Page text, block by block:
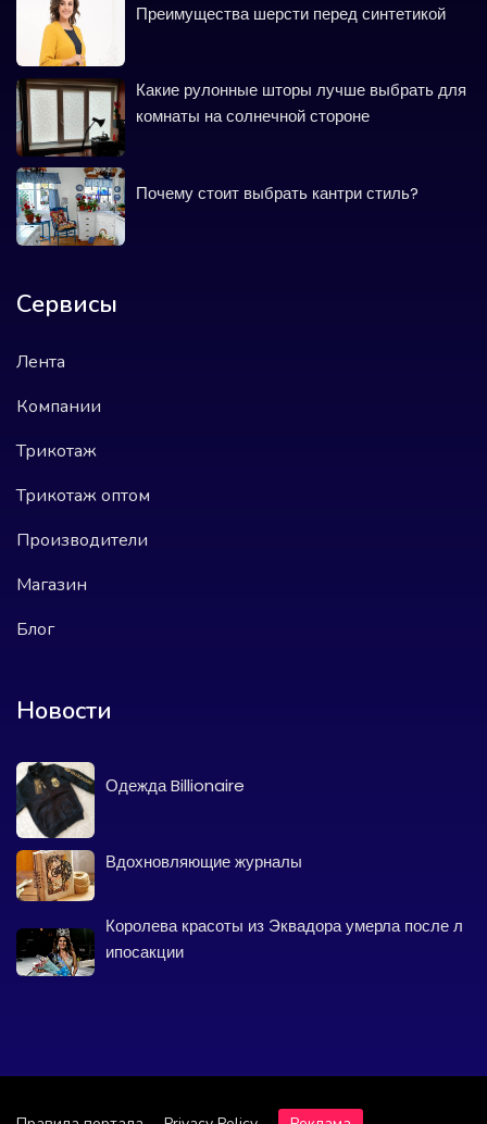
Преимущества шерсти перед синтетикой
Какие рулонные шторы лучше выбрать для
комнаты на солнечной стороне
Почему стоит выбрать кантри стиль?
Сервисы
Лента
Компании
Трикотаж
Трикотаж оптом
Производители
Магазин
Блог
Новости
Одежда Billionaire
Вдохновляющие журналы
Королева красоты из Эквадора умерла после л
ипосакции